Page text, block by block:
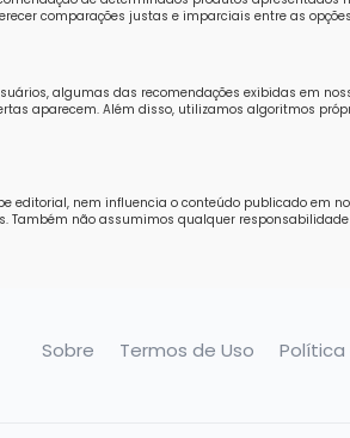
comparações justas e imparciais entre as
algumas das recomendações exibidas em
aparecem. Além disso, utilizamos algoritmos
editorial, nem influencia o conteúdo publicado em
não assumimos qualquer
Sobre Termos de Uso Política